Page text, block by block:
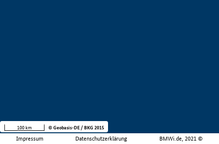
Impressum Datenschutzerklärung BMWi.de, 2021 ©
100 km © Geobasis-DE / BKG 2015